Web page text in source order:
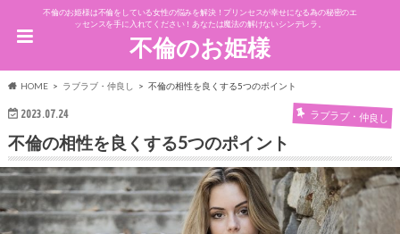
不倫のお姫様は不倫をしている女性の悩みを解決！プリンセスが幸せになる為の秘密のエ
ッセンスを手に入れてください！あなたは魔法の解けないシンデレラ。
不倫のお姫様
HOME ラブラブ・仲良し 不倫の相性を良くする5つのポイント
2023.07.24 ラブラブ・仲良し
不倫の相性を良くする5つのポイント